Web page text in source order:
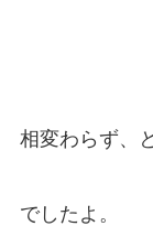
相変わらず、
でしたよ。